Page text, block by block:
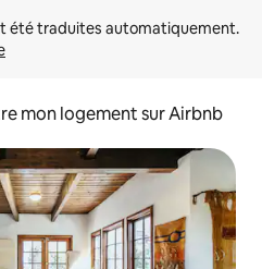
mon logement sur Airbnb